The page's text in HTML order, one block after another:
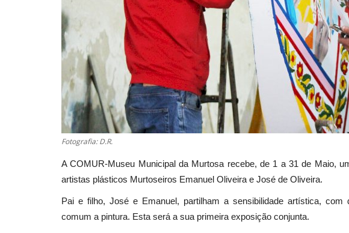
Fotografia: D.R.
A COMUR-Museu Municipal da Murtosa recebe, de 1 a 31 de Maio,
artistas plásticos Murtoseiros Emanuel Oliveira e José de Oliveira.
Pai e filho, José e Emanuel, partilham a sensibilidade artística, com
comum a pintura. Esta será a sua primeira exposição conjunta.